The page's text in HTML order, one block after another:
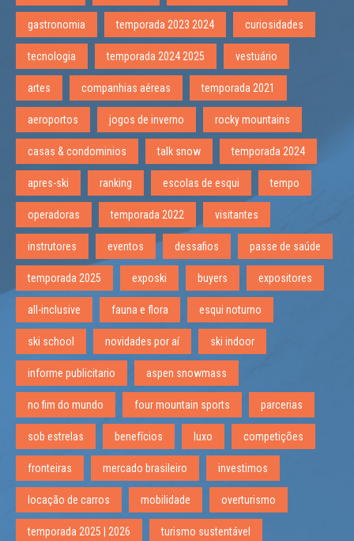
gastronomia temporada 2023 2024 curiosidades
tecnologia temporada 2024 2025 vestuário
artes companhias aéreas temporada 2021
aeroportos jogos de inverno rocky mountains
casas & condominios talk snow temporada 2024
apres-ski ranking escolas de esqui tempo
operadoras temporada 2022 visitantes
instrutores eventos dessafios passe de saúde
temporada 2025 exposki buyers expositores
all-inclusive fauna e flora esqui noturno
ski school novidades por aí ski indoor
informe publicitario aspen snowmass
no fim do mundo four mountain sports parcerias
sob estrelas benefícios luxo competições
fronteiras mercado brasileiro investimos
locação de carros mobilidade overturismo
temporada 2025 | 2026 turismo sustentável